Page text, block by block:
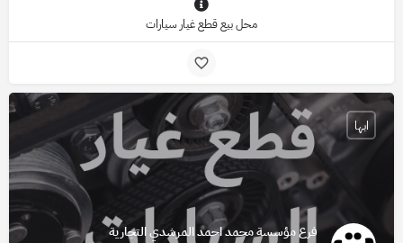
محل بيع قطع غيار سيارات
فرع مؤسسة محمد احمد المرشدي التجارية
ابها